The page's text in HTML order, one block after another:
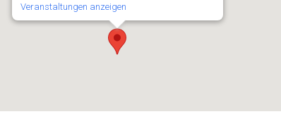
Veranstaltungen anzeigen